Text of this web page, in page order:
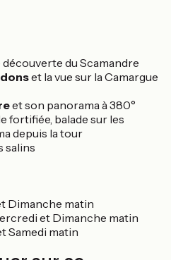
découverte du Scamandre
et la vue sur la Camargue
et son panorama à 380°
fortifiée, balade sur les
depuis la tour
salins
Dimanche matin
et Dimanche matin
Samedi matin